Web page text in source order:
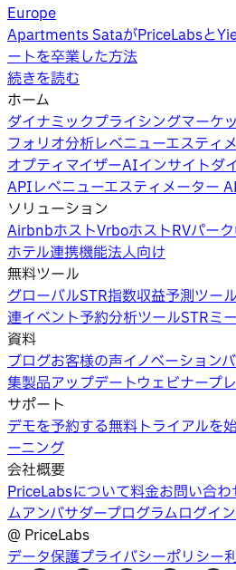
Europe
Apartments SataがPriceLabsと
ートを卒業した方法
続きを読む
ホーム
ダイナミックプライシングマーケ
フォリオ分析レベニューエスティ
オプティマイザーAIインサイトダ
APIレベニューエスティメーター
ソリューション
AirbnbホストVrboホストRVパーク
ホテル連携機能法人向け
無料ツール
グローバルSTR指数収益予測ツー
連イベント予約分析ツールSTRミ
資料
ブログお客様の声イノベーション
集製品アップデートウェビナープ
サポート
デモを予約する無料トライアルを
ーニング
会社概要
PriceLabsについて料金お問い合わ
ムアンバサダープログラムログイン
@ PriceLabs
データ保護プライバシーポリシー